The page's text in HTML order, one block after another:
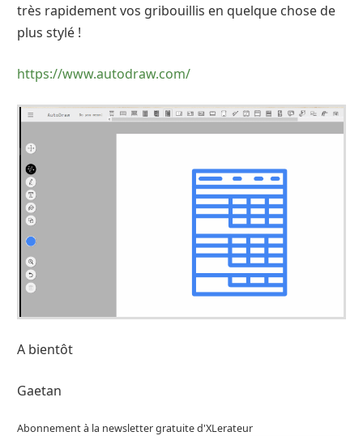
très rapidement vos gribouillis en quelque chose de
plus stylé !
https://www.autodraw.com/
A bientôt
Gaetan
Abonnement à la newsletter gratuite d'XLerateur